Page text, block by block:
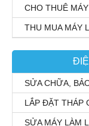
CHO THUÊ
THU MUA MÁY
SỬA CHỮA,
LẮP ĐẶT THÁP
SỬA MÁY LÀM